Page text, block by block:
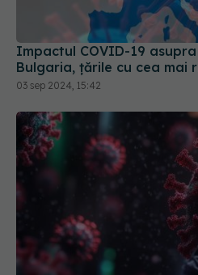
Impactul COVID-19
Bulgaria, țările cu cea mai
03 sep 2024, 15:42